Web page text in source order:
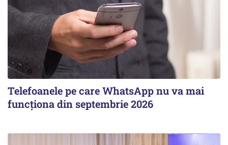
Telefoanele pe care WhatsApp nu va mai
funcționa din septembrie 2026